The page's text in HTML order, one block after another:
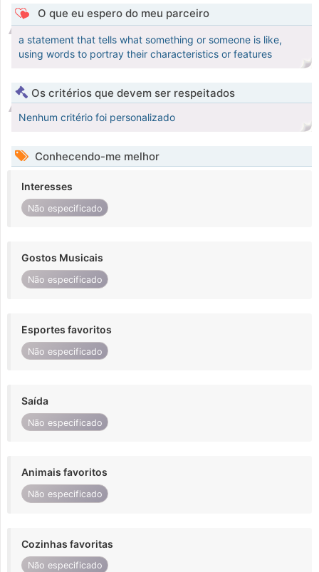
O que eu espero do meu parceiro
a statement that tells what something or someone is like,
using words to portray their characteristics or features
Os critérios que devem ser respeitados
Nenhum critério foi personalizado
Conhecendo-me melhor
Interesses
Não especificado
Gostos Musicais
Não especificado
Esportes favoritos
Não especificado
Saída
Não especificado
Animais favoritos
Não especificado
Cozinhas favoritas
Não especificado